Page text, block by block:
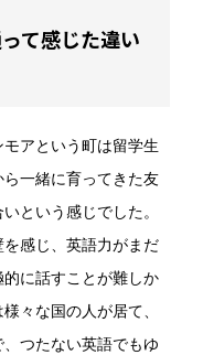
て感じた違い
アという町は留学生
一緒に育ってきた友
という感じでした。
感じ、英語力がまだ
に話すことが難しか
々な国の人が居て、
つたない英語でもゆ